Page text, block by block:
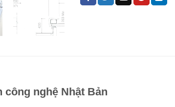
công nghệ Nhật Bản